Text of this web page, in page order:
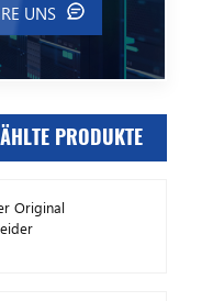
UNS
PRODUKTE
Original